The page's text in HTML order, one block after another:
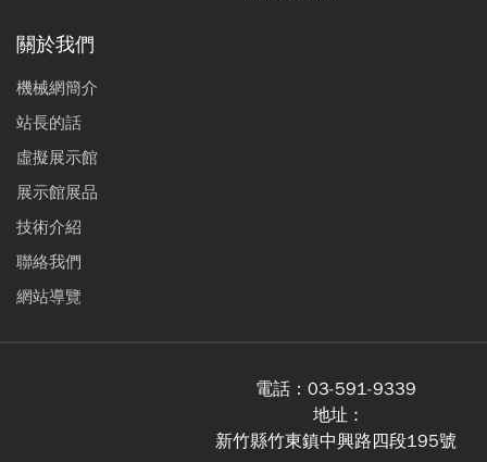
關於我們
機械網簡介
站長的話
虛擬展示館
展示館展品
技術介紹
聯絡我們
網站導覽
電話： 03-591-9339
地址 :
新竹縣竹東鎮中興路四段195號